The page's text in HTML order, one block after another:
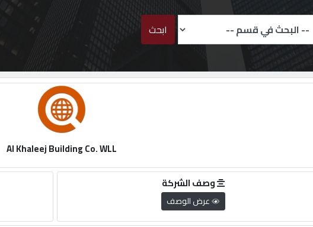
ابحث
Al Khaleej Building Co. WLL
وصف الشركة
عرض الوصف